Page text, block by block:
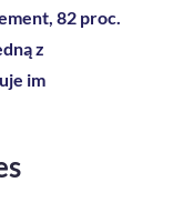
82 proc.
z
im